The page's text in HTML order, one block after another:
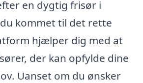
en dygtig frisør i
kommet til det rette
hjælper dig med at
der kan opfylde dine
Uanset om du ønsker